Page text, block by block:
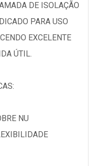
DE ISOLAÇÃO
PARA USO
EXCELENTE
ÚTIL.
NU